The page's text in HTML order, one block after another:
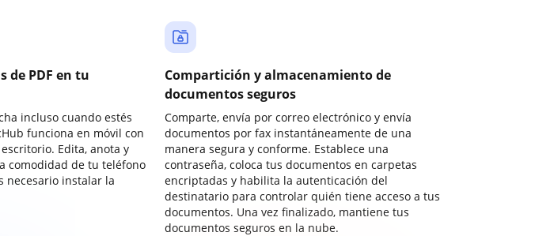
de PDF en tu
incluso cuando estés
funciona en móvil con
Edita, anota y
comodidad de tu teléfono
necesario instalar la
Compartición y almacenamiento de
documentos seguros
Comparte, envía por correo electrónico y envía
documentos por fax instantáneamente de una
manera segura y conforme. Establece una
contraseña, coloca tus documentos en carpetas
encriptadas y habilita la autenticación del
destinatario para controlar quién tiene acceso a tus
documentos. Una vez finalizado, mantiene tus
documentos seguros en la nube.